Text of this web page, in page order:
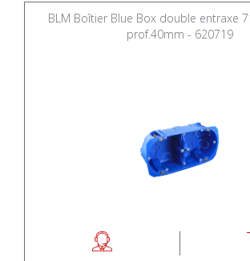
BLM Boîtier Blue Box double entraxe
prof.40mm - 620719